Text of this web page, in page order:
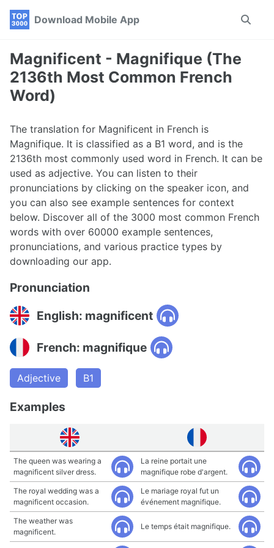
Skip
navigation
Skip
Skip
Download Mobile App
Toggle
Magnificent - Magnifique (The
2136th Most Common French
Word)
The translation for Magnificent in French is
Magnifique. It is classified as a B1 word, and is the
2136th most commonly used word in French. It can be
used as adjective. You can listen to their
pronunciations by clicking on the speaker icon, and
you can also see example sentences for context
below. Discover all of the 3000 most common French
words with over 60000 example sentences,
pronunciations, and various practice types by
downloading our app.
Pronunciation
English: magnificent
French: magnifique
Adjective B1
Examples
The queen was wearing a
magnificent silver dress.
La reine portait une
magnifique robe d'argent.
The royal wedding was a
magnificent occasion.
Le mariage royal fut un
événement magnifique.
The weather was
magnificent.
Le temps était magnifique.